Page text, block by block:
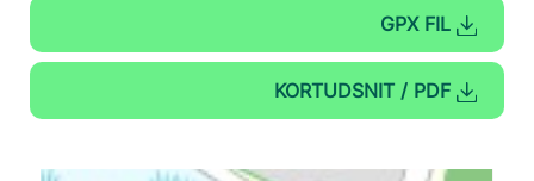
GPX FIL
KORTUDSNIT / PDF